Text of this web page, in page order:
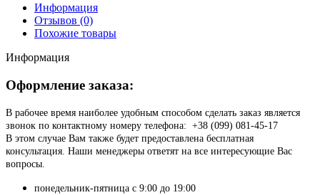
Информация
Отзывов (0)
Похожие товары
Информация
Оформление заказа:
В рабочее время наиболее удобным способом сделать заказ является
звонок по контактному номеру телефона: +38 (099) 081-45-17
В этом случае Вам также будет предоставлена бесплатная
консультация. Наши менеджеры ответят на все интересующие Вас
вопросы.
понедельник-пятница с 9:00 до 19:00